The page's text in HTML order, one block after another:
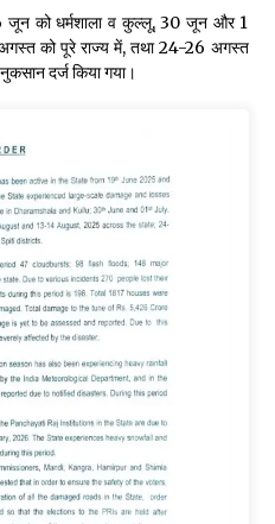
90 लाख नकद और 2 करोड़के सोने के
गिरफ्तार
जून को धर्मशाला व कुल्लू, 30 जून और 1
को पूरे राज्य में, तथा 24-26 अगस्त
दर्ज किया गया।